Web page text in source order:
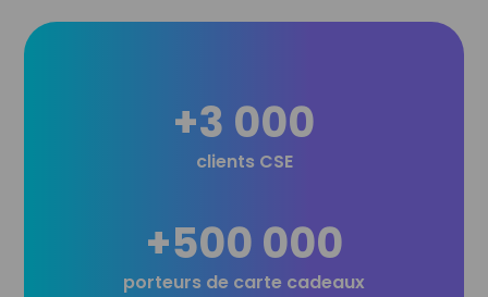
+3 000
clients CSE
+500 000
porteurs de carte cadeaux